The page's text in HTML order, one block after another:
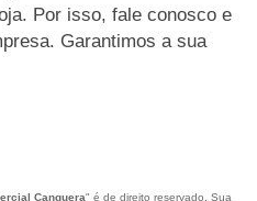
Por isso, fale conosco e
Garantimos a sua
Canguera" é de direito reservado. Sua